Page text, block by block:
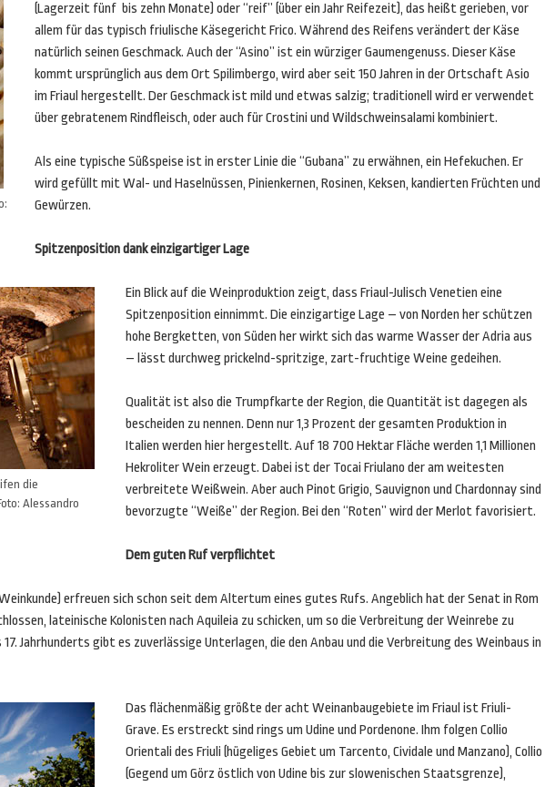
(Lagerzeit fünf bis zehn Monate) oder “reif” (über ein Jahr Reifezeit), das heißt gerieben, vor
allem für das typisch friulische Käsegericht Frico. Während des Reifens verändert der Käse
natürlich seinen Geschmack. Auch der “Asino” ist ein würziger Gaumengenuss. Dieser Käse
kommt ursprünglich aus dem Ort Spilimbergo, wird aber seit 150 Jahren in der Ortschaft Asio
im Friaul hergestellt. Der Geschmack ist mild und etwas salzig; traditionell wird er verwendet
über gebratenem Rindfleisch, oder auch für Crostini und Wildschweinsalami kombiniert.
Als eine typische Süßspeise ist in erster Linie die “Gubana” zu erwähnen, ein Hefekuchen. Er
wird gefüllt mit Wal- und Haselnüssen, Pinienkernen, Rosinen, Keksen, kandierten Früchten und
Gewürzen.
Spitzenposition dank einzigartiger Lage
die
Alessandro
Ein Blick auf die Weinproduktion zeigt, dass Friaul-Julisch Venetien eine
Spitzenposition einnimmt. Die einzigartige Lage – von Norden her schützen
hohe Bergketten, von Süden her wirkt sich das warme Wasser der Adria aus
– lässt durchweg prickelnd-spritzige, zart-fruchtige Weine gedeihen.
Qualität ist also die Trumpfkarte der Region, die Quantität ist dagegen als
bescheiden zu nennen. Denn nur 1,3 Prozent der gesamten Produktion in
Italien werden hier hergestellt. Auf 18 700 Hektar Fläche werden 1,1 Millionen
Hekroliter Wein erzeugt. Dabei ist der Tocai Friulano der am weitesten
verbreitete Weißwein. Aber auch Pinot Grigio, Sauvignon und Chardonnay sind
bevorzugte “Weiße” der Region. Bei den “Roten” wird der Merlot favorisiert.
Dem guten Ruf verpflichtet
erfreuen sich schon seit dem Altertum eines gutes Rufs. Angeblich hat der Senat in Rom
lateinische Kolonisten nach Aquileia zu schicken, um so die Verbreitung der Weinrebe zu
Jahrhunderts gibt es zuverlässige Unterlagen, die den Anbau und die Verbreitung des Weinbaus in
Das flächenmäßig größte der acht Weinanbaugebiete im Friaul ist Friuli-
Grave. Es erstreckt sind rings um Udine und Pordenone. Ihm folgen Collio
Orientali des Friuli (hügeliges Gebiet um Tarcento, Cividale und Manzano), Collio
(Gegend um Görz östlich von Udine bis zur slowenischen Staatsgrenze),